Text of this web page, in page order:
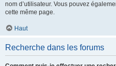
nom d’utilisateur. Vous pouvez
cette même page.
Haut
Recherche dans les forums